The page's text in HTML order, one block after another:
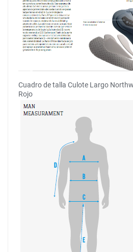
Cuadro de talla Culote Largo
Rojo